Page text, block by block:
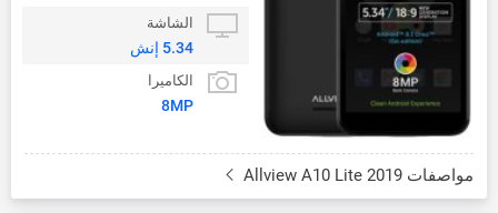
الشاشة
5.34 إنش
الكاميرا
8MP
مواصفات Allview A10 Lite 2019